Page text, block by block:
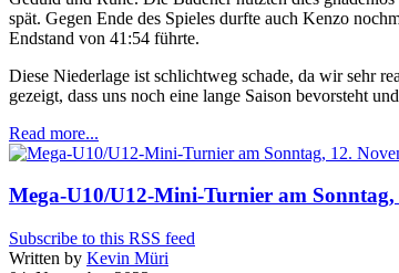
spät. Gegen Ende des Spieles durfte auch Kenzo
Endstand von 41:54 führte.
Diese Niederlage ist schlichtweg schade, da wir sehr
gezeigt, dass uns noch eine lange Saison bevorsteht
Read more...
Mega-U10/U12-Mini-Turnier am
Subscribe to this RSS feed
Written by Kevin Müri